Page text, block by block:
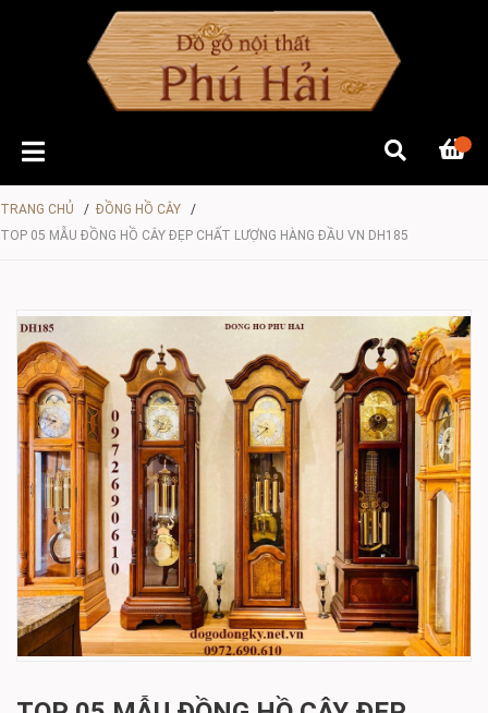
TRANG CHỦ / ĐỒNG HỒ CÂY
/
TOP 05 MẪU ĐỒNG HỒ CÂY ĐẸP CHẤT LƯỢNG HÀNG ĐẦU VN DH185